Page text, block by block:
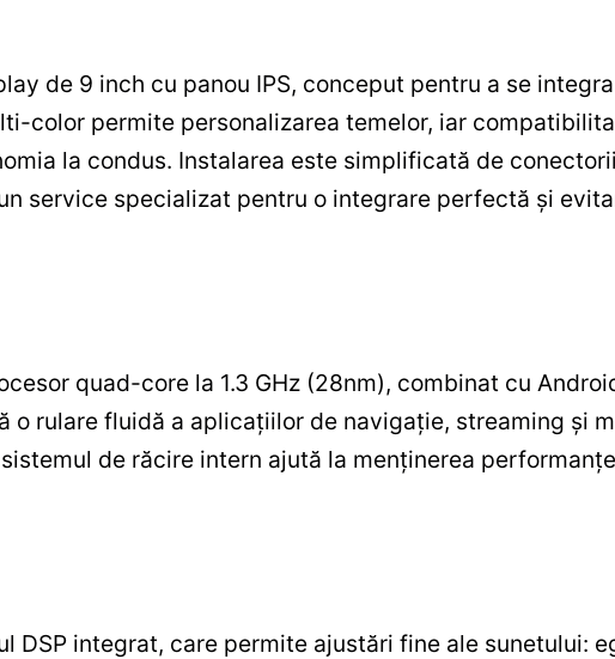
de 9 inch cu panou IPS, conceput pentru a se
color permite personalizarea temelor, iar
la condus. Instalarea este simplificată de
service specializat pentru o integrare perfectă și
quad-core la 1.3 GHz (28nm), combinat cu
o rulare fluidă a aplicațiilor de navigație, streaming și
de răcire intern ajută la menținerea
DSP integrat, care permite ajustări fine ale sunetului: